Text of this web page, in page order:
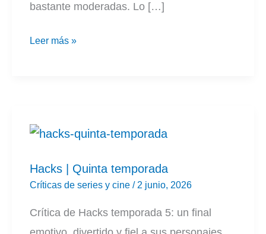
bastante moderadas. Lo […]
Rooster
Leer más »
Hacks | Quinta temporada
Críticas de series y cine / 2 junio, 2026
Crítica de Hacks temporada 5: un final